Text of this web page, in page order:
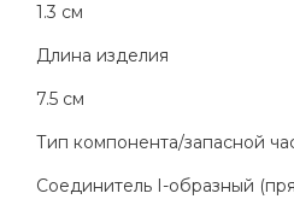
1.3 см
Длина изделия
7.5 см
Тип компонента/запасной
Соединитель I-образный